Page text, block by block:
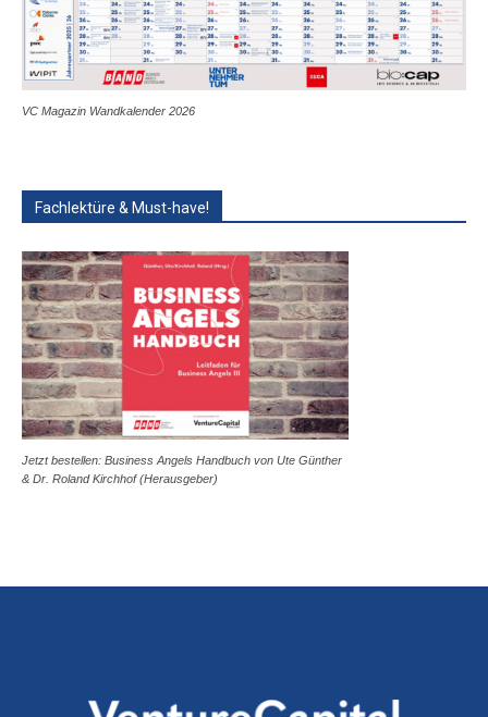
VC Magazin Wandkalender 2026
Fachlektüre & Must-have!
Jetzt bestellen: Business Angels Handbuch von Ute Günther
& Dr. Roland Kirchhof (Herausgeber)